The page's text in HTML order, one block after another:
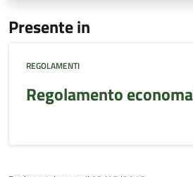
Presente in
REGOLAMENTI
Regolamento